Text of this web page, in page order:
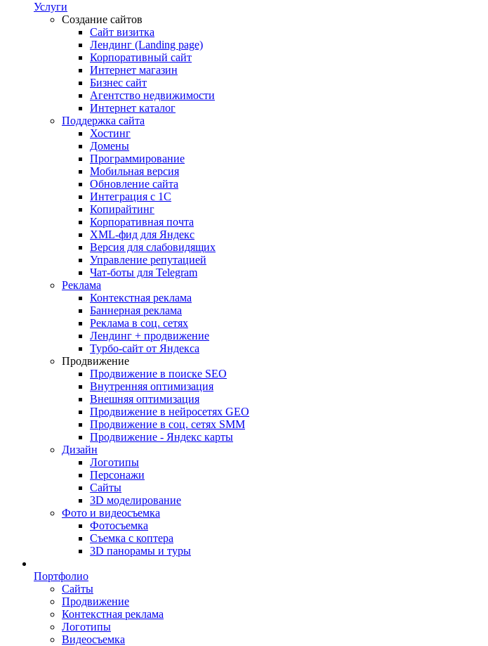
Услуги
Создание сайтов
Сайт визитка
Лендинг (Landing page)
Корпоративный сайт
Интернет магазин
Бизнес сайт
Агентство недвижимости
Интернет каталог
Поддержка сайта
Хостинг
Домены
Программирование
Мобильная версия
Обновление сайта
Интеграция с 1С
Копирайтинг
Корпоративная почта
XML-фид для Яндекс
Версия для слабовидящих
Управление репутацией
Чат-боты для Telegram
Реклама
Контекстная реклама
Баннерная реклама
Реклама в соц. сетях
Лендинг + продвижение
Турбо-сайт от Яндекса
Продвижение
Продвижение в поиске SEO
Внутренняя оптимизация
Внешняя оптимизация
Продвижение в нейросетях GEO
Продвижение в соц. сетях SMM
Продвижение - Яндекс карты
Дизайн
Логотипы
Персонажи
Сайты
3D моделирование
Фото и видеосъемка
Фотосъемка
Съемка с коптера
3D панорамы и туры
Портфолио
Сайты
Продвижение
Контекстная реклама
Логотипы
Видеосъемка